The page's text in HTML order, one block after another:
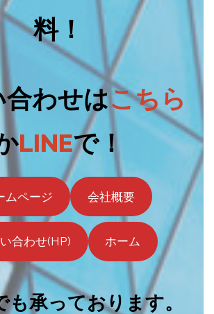
料！
合わせはこちら
LINEで！
ムページ 会社概要
合わせ(HP) ホーム
も承っております。